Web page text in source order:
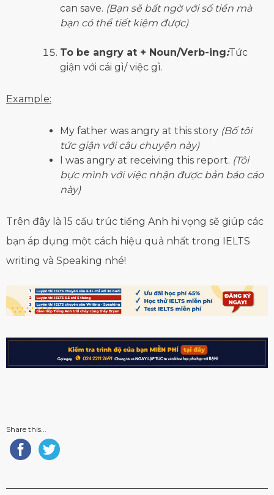
can save. (Bạn sẽ bất ngờ với số tiền mà
bạn có thể tiết kiệm được)
To be angry at + Noun/Verb-ing:Tức
giận với cái gì/ việc gì.
Example:
My father was angry at this story (Bố tôi
tức giận với câu chuyện này)
I was angry at receiving this report. (Tôi
bực mình với việc nhận được bản báo cáo
này)
Trên đây là 15 cấu trúc tiếng Anh hi vọng sẽ giúp các
bạn áp dụng một cách hiệu quả nhất trong IELTS
writing và Speaking nhé!
Share this...